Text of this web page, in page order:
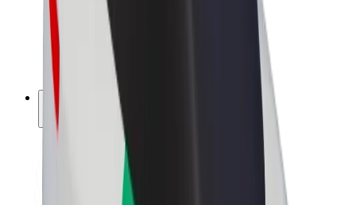
Bolt Food პარტნიორები
ავტოპარკები
ფრენჩაიზი
კომპანია
ვაკანსიები
Bolt-ის შესახებ
Bolt და ეკომეგობრულობა